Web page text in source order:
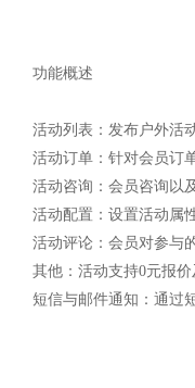
功能概述
活动列表：发布户外活
活动订单：针对会员订
活动咨询：会员咨询以
活动配置：设置活动属
活动评论：会员对参与
其他：活动支持0元报
短信与邮件通知：通过